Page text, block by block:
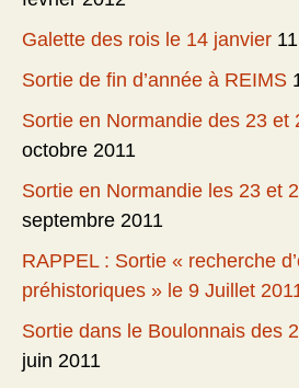
Galette des rois le 14 janvier
Sortie de fin d’année à REIMS
Sortie en Normandie des 23 et
octobre 2011
Sortie en Normandie les 23 et
septembre 2011
RAPPEL : Sortie « recherche
préhistoriques » le 9 Juillet
Sortie dans le Boulonnais des
juin 2011